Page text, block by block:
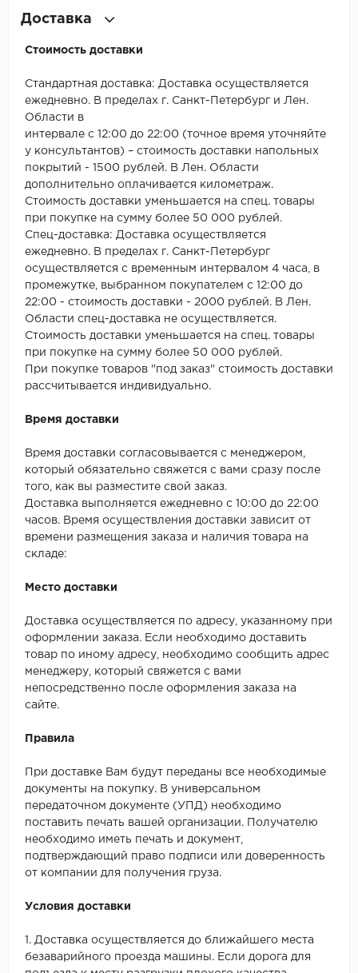
SPC Ideal Flooring
SPC Kronostep
SPC Promo
SPC Stronghold
Tulesna
Vinilam
Wonderful Vinyl
Доставка
Стоимость доставки
Стандартная доставка: Доставка осуществляется
ежедневно. В пределах г. Санкт-Петербург и Лен.
Области в
интервале с 12:00 до 22:00 (точное время уточняйте
у консультантов) – стоимость доставки напольных
покрытий - 1500 рублей. В Лен. Области
дополнительно оплачивается километраж.
Стоимость доставки уменьшается на спец. товары
при покупке на сумму более 50 000 рублей.
Спец-доставка: Доставка осуществляется
ежедневно. В пределах г. Санкт-Петербург
осуществляется с временным интервалом 4 часа, в
промежутке, выбранном покупателем с 12:00 до
22:00 - стоимость доставки - 2000 рублей. В Лен.
Области спец-доставка не осуществляется.
Стоимость доставки уменьшается на спец. товары
при покупке на сумму более 50 000 рублей.
При покупке товаров "под заказ" стоимость доставки
рассчитывается индивидуально.
Время доставки
Время доставки согласовывается с менеджером,
который обязательно свяжется с вами сразу после
того, как вы разместите свой заказ.
Доставка выполняется ежедневно с 10:00 до 22:00
часов. Время осуществления доставки зависит от
времени размещения заказа и наличия товара на
складе:
Место доставки
Доставка осуществляется по адресу, указанному при
оформлении заказа. Если необходимо доставить
товар по иному адресу, необходимо сообщить адрес
менеджеру, который свяжется с вами
непосредственно после оформления заказа на
сайте.
Правила
При доставке Вам будут переданы все необходимые
документы на покупку. В универсальном
передаточном документе (УПД) необходимо
поставить печать вашей организации. Получателю
необходимо иметь печать и документ,
подтверждающий право подписи или доверенность
от компании для получения груза.
Условия доставки
1. Доставка осуществляется до ближайшего места
безаварийного проезда машины. Если дорога для